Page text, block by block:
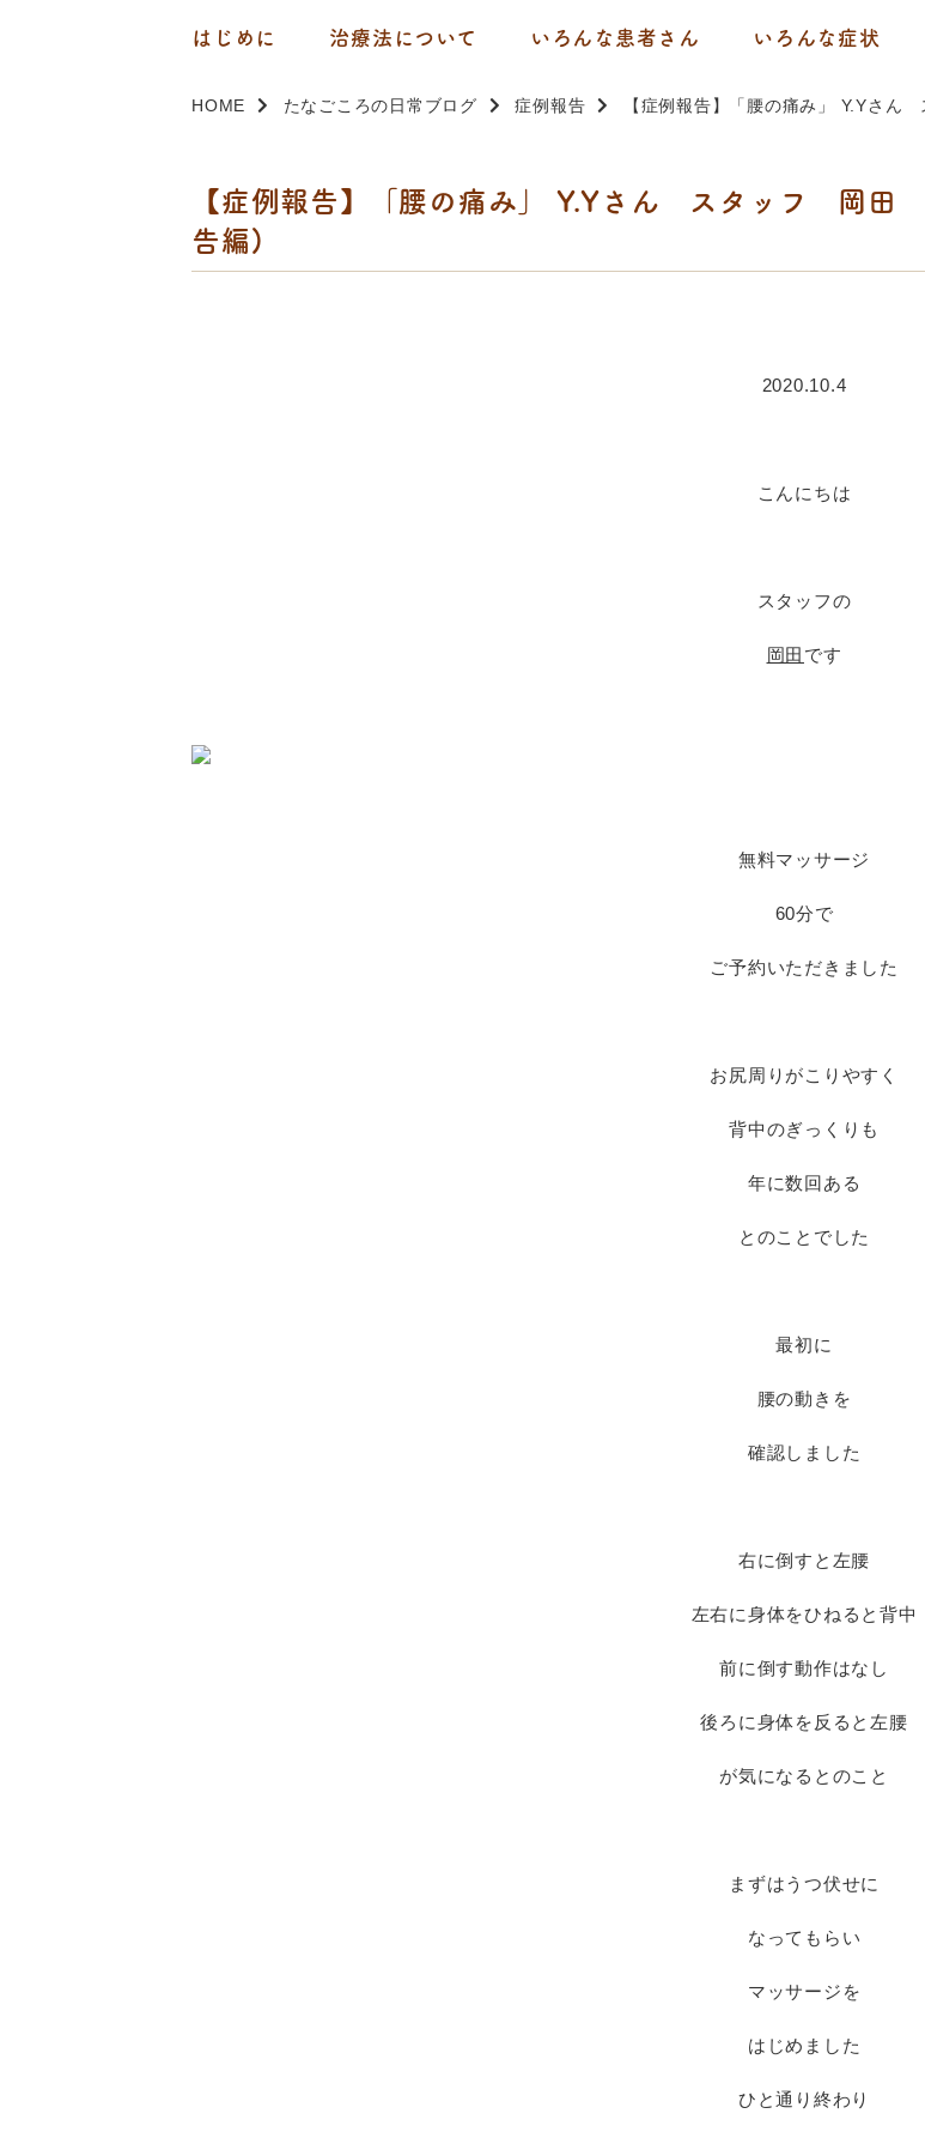
はじめに 治療法について いろんな患者さん いろんな症状
HOME たなごころの日常ブログ 症例報告 【症例報告】「腰の痛み」 Y.Yさ
【症例報告】「腰の痛み」 Y.Yさん スタッフ 岡田
告編)
2020.10.4
こんにちは
スタッフの
岡田 です
無料マッサージ
60分で
ご予約いただきました
お尻周りがこりやすく
背中のぎっくりも
年に数回ある
とのことでした
最初に
腰の動きを
確認しました
右に倒すと左腰
左右に身体をひねると背中
前に倒す動作はなし
後ろに身体を反ると左腰
が気になるとのこと
まずはうつ伏せに
なってもらい
マッサージを
はじめました
ひと通り終わり